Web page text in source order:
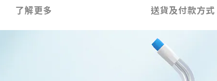
了解更多 送貨及付款方式